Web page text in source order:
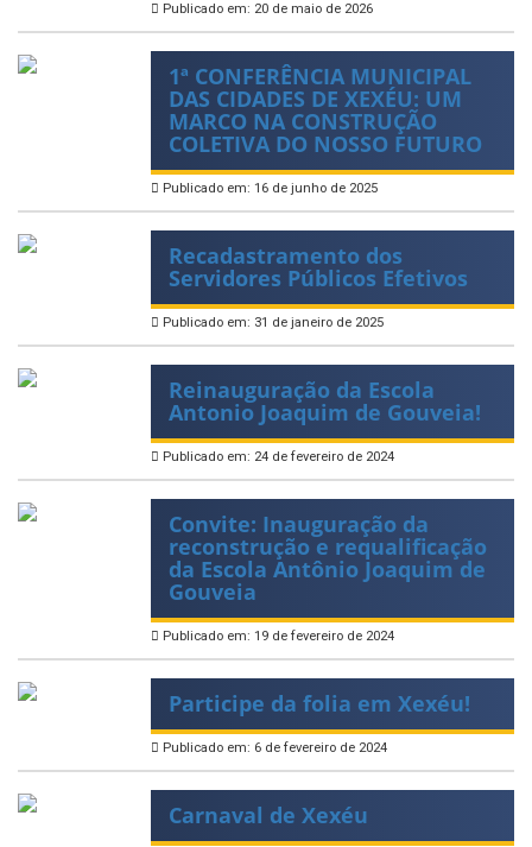
Publicado em: 20 de maio de 2026
1ª CONFERÊNCIA MUNICIPAL
DAS CIDADES DE XEXÉU: UM
MARCO NA CONSTRUÇÃO
COLETIVA DO NOSSO FUTURO
Publicado em: 16 de junho de 2025
Recadastramento dos
Servidores Públicos Efetivos
Publicado em: 31 de janeiro de 2025
Reinauguração da Escola
Antonio Joaquim de Gouveia!
Publicado em: 24 de fevereiro de 2024
Convite: Inauguração da
reconstrução e requalificação
da Escola Antônio Joaquim de
Gouveia
Publicado em: 19 de fevereiro de 2024
Participe da folia em Xexéu!
Publicado em: 6 de fevereiro de 2024
Carnaval de Xexéu